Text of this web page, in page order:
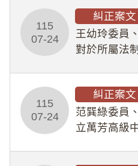
幣1,483萬餘
贈；復罔顧
於停工期間
115
07-24
糾正案文
王幼玲委員
對於所屬法
人員保障法
所定維護公
115
07-24
糾正案文
范巽綠委員
立萬芳高級